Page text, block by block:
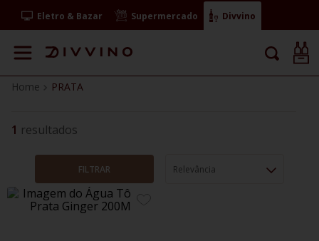
Eletro & Bazar Supermercado Divvino
PRATA
1
FILTRAR Relevância